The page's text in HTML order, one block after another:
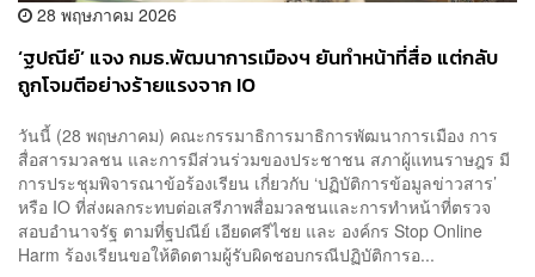
28 พฤษภาคม 2026
‘ฐปณีย์’ แจง กมธ.พัฒนาการเมืองฯ ยันทำหน้าที่สื่อ แต่กลับ
ถูกโจมตีอย่างร้ายแรงจาก IO
วันนี้ (28 พฤษภาคม) คณะกรรมาธิการมาธิการพัฒนาการเมือง การ
สื่อสารมวลชน และการมีส่วนร่วมของประชาชน สภาผู้แทนราษฎร มี
การประชุมพิจารณาข้อร้องเรียน เกี่ยวกับ ‘ปฏิบัติการข้อมูลข่าวสาร’
หรือ IO ที่ส่งผลกระทบต่อเสรีภาพสื่อมวลชนและการทำหน้าที่ตรวจ
สอบอำนาจรัฐ ตามที่ฐปณีย์ เอียดศรีไชย และ องค์กร Stop Online
Harm ร้องเรียนขอให้ติดตามผู้รับผิดชอบกรณีปฏิบัติการอ...